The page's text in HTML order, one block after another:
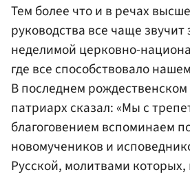
Тем более что и в речах
руководства все чаще
неделимой церковно-
где все способствовало
В последнем
патриарх сказал: «Мы с
благоговением вспоминаем
новомучеников и
Русской, молитвами